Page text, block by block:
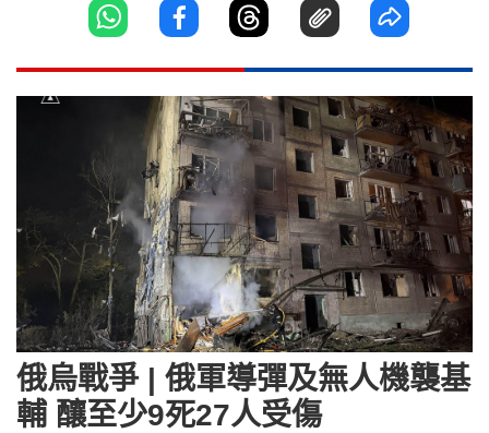
俄烏戰爭 | 俄軍導彈及無人機襲基
輔 釀至少9死27人受傷